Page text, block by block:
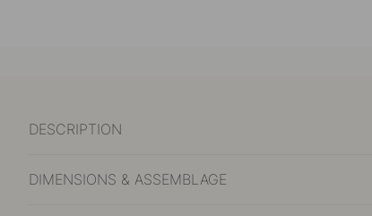
DESCRIPTION
DIMENSIONS & ASSEMBLAGE